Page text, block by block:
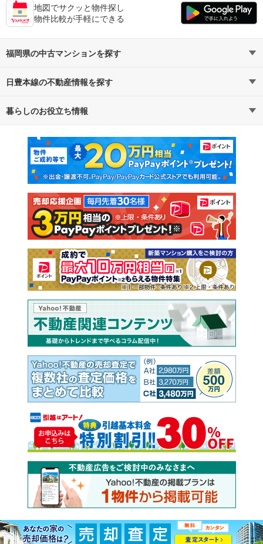
地図でサクッと物件探し
物件比較が手軽にできる
福岡県の中古マンションを探す
路線・駅から探す
通勤・通学時間から探す
日豊本線の不動産情報を探す
不動産・住宅
新築マンション 中古マンション
新築一戸建て 中古一戸建て
注文住宅 土地
売却査定
暮らしのお役立ち情報
マンションカタログ 教えて！住まいの先生